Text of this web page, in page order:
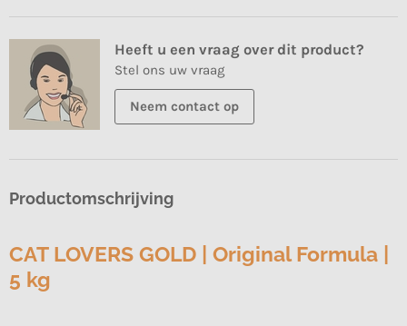
Heeft u een vraag over dit product?
Stel ons uw vraag
Neem contact op
Productomschrijving
CAT LOVERS GOLD | Original Formula |
5 kg